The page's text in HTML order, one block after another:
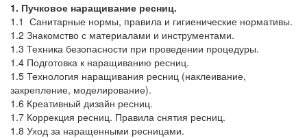
1. Пучковое наращивание ресниц.
1.1 Санитарные нормы, правила и гигиенические нормативы.
1.2 Знакомство с материалами и инструментами.
1.3 Техника безопасности при проведении процедуры.
1.4 Подготовка к наращиванию ресниц.
1.5 Технология наращивания ресниц (наклеивание,
закрепление, моделирование).
1.6 Креативный дизайн ресниц.
1.7 Коррекция ресниц. Правила снятия ресниц.
1.8 Уход за наращенными ресницами.